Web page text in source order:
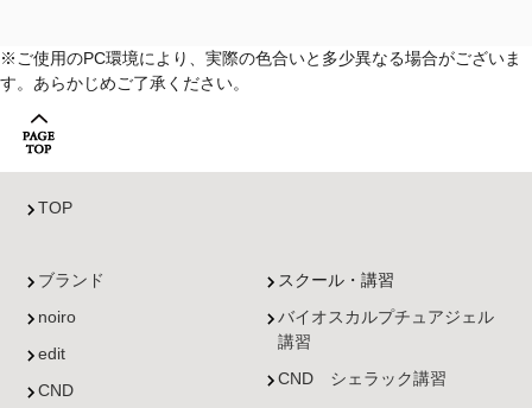
※ご使用のPC環境により、実際の色合いと多少異なる場合がございま
す。あらかじめご了承ください。
TOP
ブランド
noiro
edit
CND
スクール・講習
バイオスカルプチュアジェル
講習
CND シェラック講習